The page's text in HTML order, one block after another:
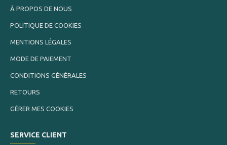
À PROPOS DE NOUS
POLITIQUE DE COOKIES
MENTIONS LÉGALES
MODE DE PAIEMENT
CONDITIONS GÉNÉRALES
RETOURS
GÉRER MES COOKIES
SERVICE CLIENT